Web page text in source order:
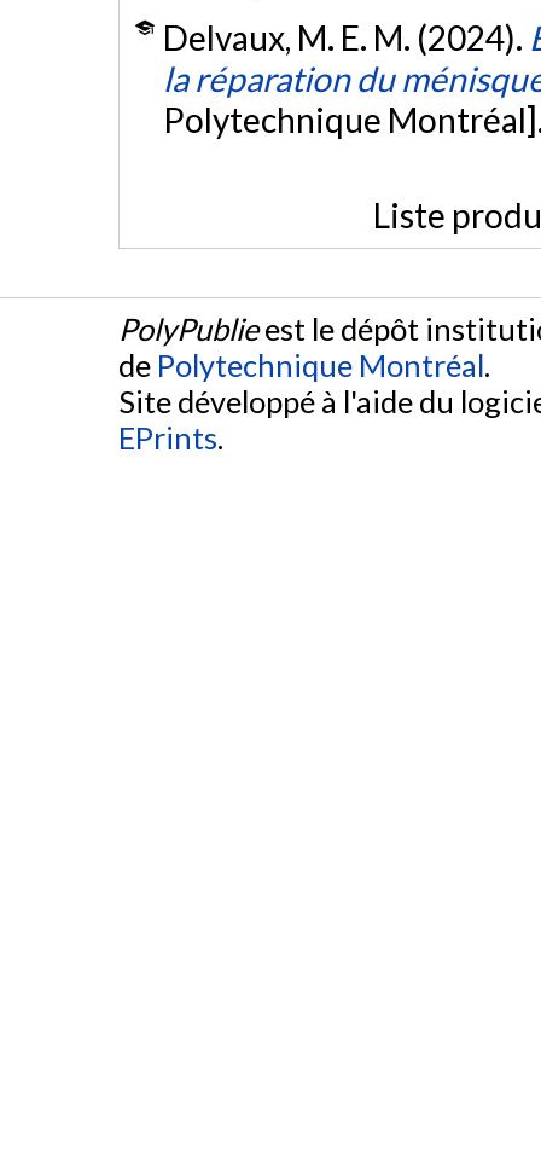
Delvaux, M. E. M. (2024).
la réparation du
Polytechnique
Liste
PolyPublieest le dépôt
de Polytechnique Montréal.
Site développé à l'aide du
EPrints.